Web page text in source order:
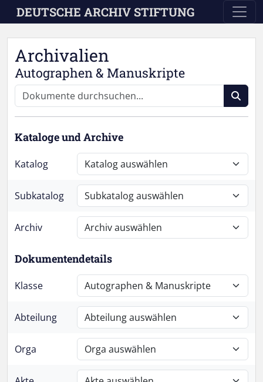
Skip to main content
DEUTSCHE ARCHIV STIFTUNG
Archivalien
Autographen & Manuskripte
Kataloge und Archive
Katalog
Subkatalog
Archiv
Dokumentendetails
Klasse
Abteilung
Orga